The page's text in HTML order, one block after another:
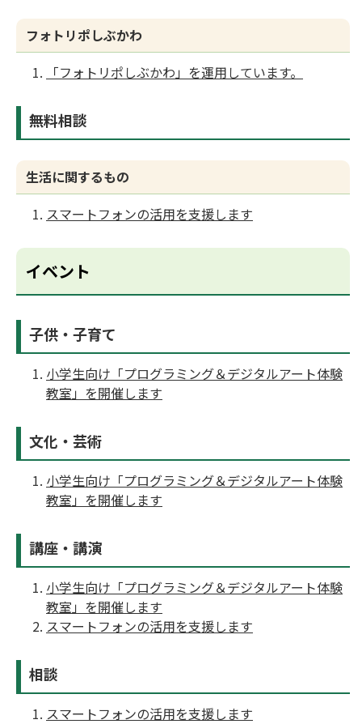
フォトリポしぶかわ
「フォトリポしぶかわ」を運用しています。
無料相談
生活に関するもの
スマートフォンの活用を支援します
イベント
子供・子育て
小学生向け「プログラミング＆デジタルアート体験
教室」を開催します
文化・芸術
小学生向け「プログラミング＆デジタルアート体験
教室」を開催します
講座・講演
小学生向け「プログラミング＆デジタルアート体験
教室」を開催します
スマートフォンの活用を支援します
相談
スマートフォンの活用を支援します